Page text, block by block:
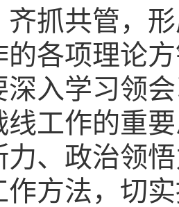
齐抓共管，
的各项理论
深入学习领
线工作的重
力、政治领
作方法，切